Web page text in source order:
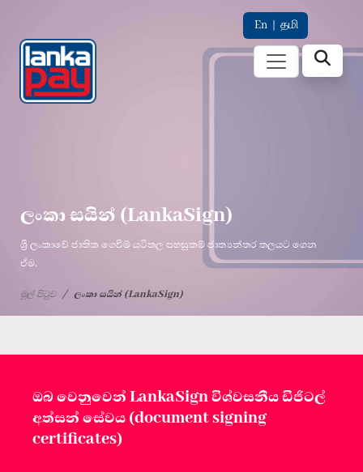
En | தமி
ලංකා සයින් (LankaSign)
ශ්‍රී ලංකාවේ ජාතික ගෙවීම් යටිතල පහසුකම් ජාත්‍යන්තර තලයට ගෙන
ඒම.
මුල් පිටුව ලංකා සයින් (LankaSign)
ඔබ වෙනුවෙන් LankaSign විශ්වසනීය ඩිජිටල්
අත්සන් සේවය (document signing
certificates)